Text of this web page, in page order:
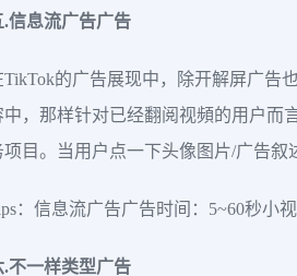
.信息流广告广告
TikTok的广告展现中，除开解屏广告
中，那样针对已经翻阅视頻的用户而
项目。当用户点一下头像图片/广告叙
：信息流广告广告时间：5~60秒小视
.不一样类型广告